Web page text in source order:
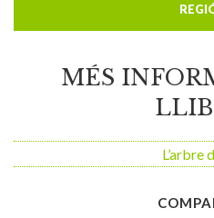
MÉS
L’arbre